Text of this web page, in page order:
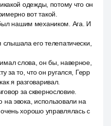
одежды, потому что он
вот такой.
нашим механиком. Ага. И
его телепатически,
слова, он бы, наверное,
за то, что он ругался, Герр
я разговаривал.
за сквернословие.
на эвока, использовали на
хорошо управлялась с